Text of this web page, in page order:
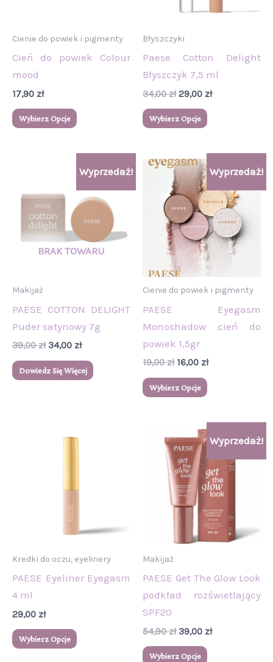
Cienie do powiek i pigmenty
Cień do powiek Colour
mood
17,90 zł
Wybierz Opcje
wybrać
na
Błyszczyki
Paese Cotton Delight
Błyszczyk 7,5 ml
34,00zł 29,00 zł
Wybierz Opcje
można
stronie
Wyprzedaż!
Makijaż
PAESE COTTON DELIGHT
Puder satynowy 7g
39,00zł
39,00 zł.
34,00 zł
cena
34,00 zł.
Dowiedz Się Więcej
Wyprzedaż!
Cienie do powiek i pigmenty
PAESE Eyegasm
Monoshadow cień do
powiek 1,5gr
19,00zł
Pierwotna
cena
wynosiła:
19,00 zł.
16,00 zł
cena
16,00 zł.
Wybierz Opcje
Ten
ma
wiele
wariantów.
Opcje
można
wybrać
stronie
Kredki do oczu, eyelinery
PAESE Eyeliner Eyegasm
4 ml
29,00 zł
Wybierz Opcje
Ten
można
wybrać
Wyprzedaż!
Makijaż
PAESE Get The Glow Look
podkład rozświetlający
SPF20
54,90zł
Pierwotna
cena
wynosiła:
54,90 zł.
39,00 zł
cena
39,00 zł.
Wybierz Opcje
Ten
ma
wiele
Opcje
można
stronie